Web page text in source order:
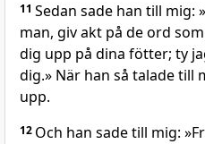
11 Sedan sade han till mig:
man, giv akt på de ord
dig upp på dina fötter; ty
dig.» När han så talade till
upp.
12 Och han sade till mig: